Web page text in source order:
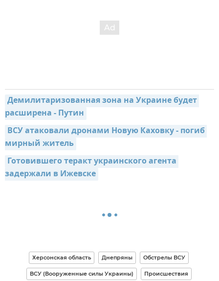
Демилитаризованная зона на Украине будет
расширена - Путин
ВСУ атаковали дронами Новую Каховку - погиб
мирный житель
Готовившего теракт украинского агента
задержали в Ижевске
Херсонская область Днепряны Обстрелы ВСУ
ВСУ (Вооруженные силы Украины) Происшествия